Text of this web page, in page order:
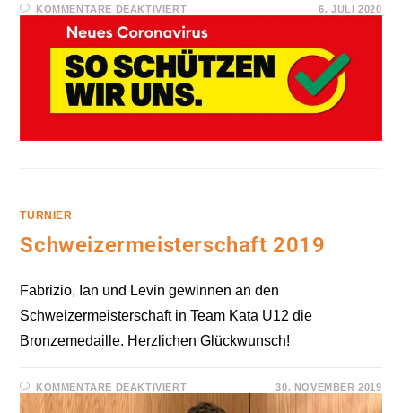
KOMMENTARE DEAKTIVIERTFÜR
KSL
SCHUTZKONZEPT
&
SKF
INFOS
ZU
CORONA-
VIRUS
6. JULI 2020
TURNIER
Schweizermeisterschaft 2019
Fabrizio, Ian und Levin gewinnen an den
Schweizermeisterschaft in Team Kata U12 die
Bronzemedaille. Herzlichen Glückwunsch!
KOMMENTARE DEAKTIVIERTFÜR
SCHWEIZERMEISTERSCHAFT
2019
30. NOVEMBER 2019